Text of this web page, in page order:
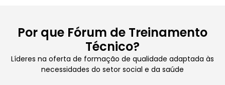
Por que Fórum de Treinamento
Técnico?
Líderes na oferta de formação de qualidade adaptada às
necessidades do setor social e da saúde